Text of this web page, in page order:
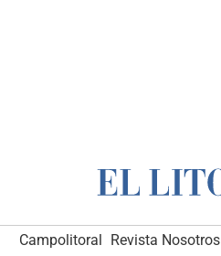
Campolitoral Revista Nosotros